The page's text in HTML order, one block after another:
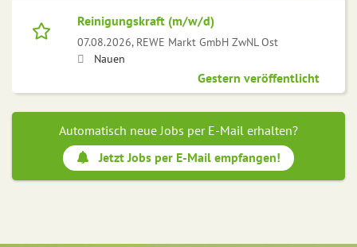
Reinigungskraft (m/w/d)
07.08.2026, REWE Markt GmbH ZwNL Ost
Nauen
Gestern veröffentlicht
Automatisch neue Jobs per E-Mail erhalten?
Jetzt Jobs per E-Mail empfangen!